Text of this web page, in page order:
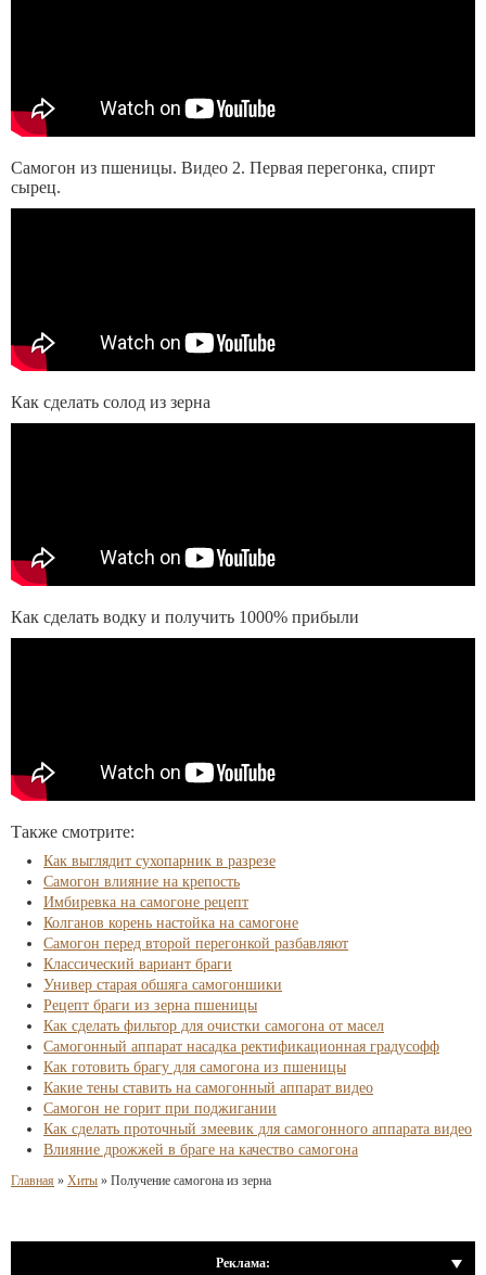
Самогон из пшеницы. Видео 2. Первая перегонка, спирт
сырец.
Как сделать солод из зерна
Как сделать водку и получить 1000% прибыли
Также смотрите:
Как выглядит сухопарник в разрезе
Самогон влияние на крепость
Имбиревка на самогоне рецепт
Колганов корень настойка на самогоне
Самогон перед второй перегонкой разбавляют
Классический вариант браги
Универ старая обшяга самогоншики
Рецепт браги из зерна пшеницы
Как сделать фильтор для очистки самогона от масел
Самогонный аппарат насадка ректификационная градусофф
Как готовить брагу для самогона из пшеницы
Какие тены ставить на самогонный аппарат видео
Самогон не горит при поджигании
Как сделать проточный змеевик для самогонного аппарата видео
Влияние дрожжей в браге на качество самогона
Главная » Хиты » Получение самогона из зерна
Реклама: